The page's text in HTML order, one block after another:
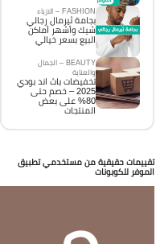
FASHION – الازياء
بجامة ثيرمال رجالي
شيك وأشهر أماكن
البيع بسعر خيالي
BEAUTY – الجمال
والعناية
تخفيضات باث اند بودي
2025 – خصم حتى
80% على بعض
المنتجات
تقييمات حقيقية من مستخدمي تطبيق
الموفر للكوبونات